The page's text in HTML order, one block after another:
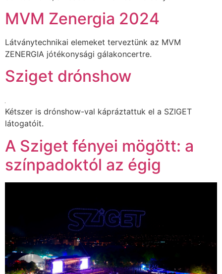
MVM Zenergia 2024
Látványtechnikai elemeket terveztünk az MVM
ZENERGIA jótékonysági gálakoncertre.
Sziget drónshow
Kétszer is drónshow-val kápráztattuk el a SZIGET
látogatóit.
A Sziget fényei mögött: a
színpadoktól az égig